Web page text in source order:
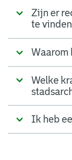
Zijn er
te
Waarom
Welke
Ik heb